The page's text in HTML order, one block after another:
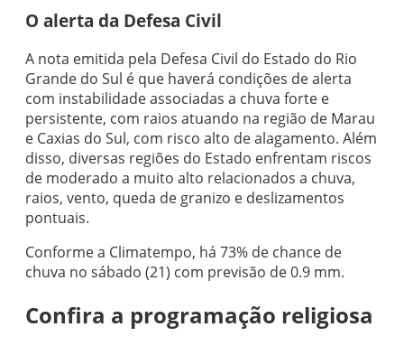
O alerta da Defesa Civil
A nota emitida pela Defesa Civil do Estado do Rio
Grande do Sul é que haverá condições de alerta
com instabilidade associadas a chuva forte e
persistente, com raios atuando na região de Marau
e Caxias do Sul, com risco alto de alagamento. Além
disso, diversas regiões do Estado enfrentam riscos
de moderado a muito alto relacionados a chuva,
raios, vento, queda de granizo e deslizamentos
pontuais.
Conforme a Climatempo, há 73% de chance de
chuva no sábado (21) com previsão de 0.9 mm.
Confira a programação religiosa